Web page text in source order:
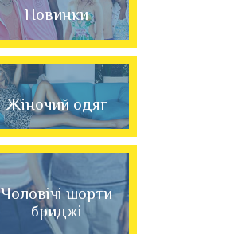
Новинки
Жіночий одяг
Чоловічі шорти
бриджі